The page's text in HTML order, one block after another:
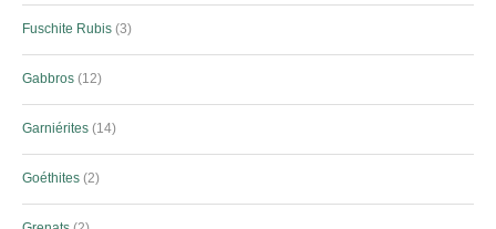
Fuschite Rubis 3
Gabbros 12
Garniérites 14
Goéthites 2